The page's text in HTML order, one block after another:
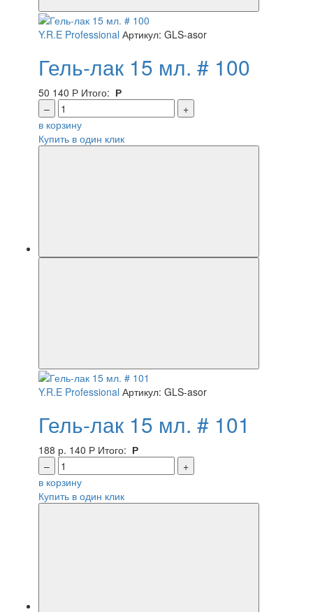
Y.R.E Professional Артикул: GLS-asor
Гель-лак 15 мл. # 100
50 140 Р Итого: Р
–
+
в корзину
Купить в один клик
Y.R.E Professional Артикул: GLS-asor
Гель-лак 15 мл. # 101
188 р. 140 Р Итого: Р
–
+
в корзину
Купить в один клик